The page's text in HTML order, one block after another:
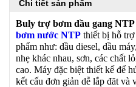
Chi tiết sản phẩm
Buly trợ bơm đầu gang NTP
bơm nước NTP thiết bị hỗ trợ
phẩm như: dầu diesel, dầu
nhẹ khác nhau, sơn, các chất
cao. Máy đặc biệt thiết kế để
kết cấu đơn giản dễ lắp đăt và